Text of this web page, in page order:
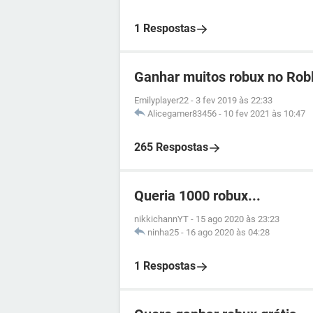
1 Respostas
Ganhar muitos robux no
Emilyplayer22 - 3 fev 2019 às 22:33
Alicegamer83456 - 10 fev 2021 às 10:47
265 Respostas
Queria 1000 robux...
nikkichannYT - 15 ago 2020 às 23:23
ninha25 - 16 ago 2020 às 04:28
1 Respostas